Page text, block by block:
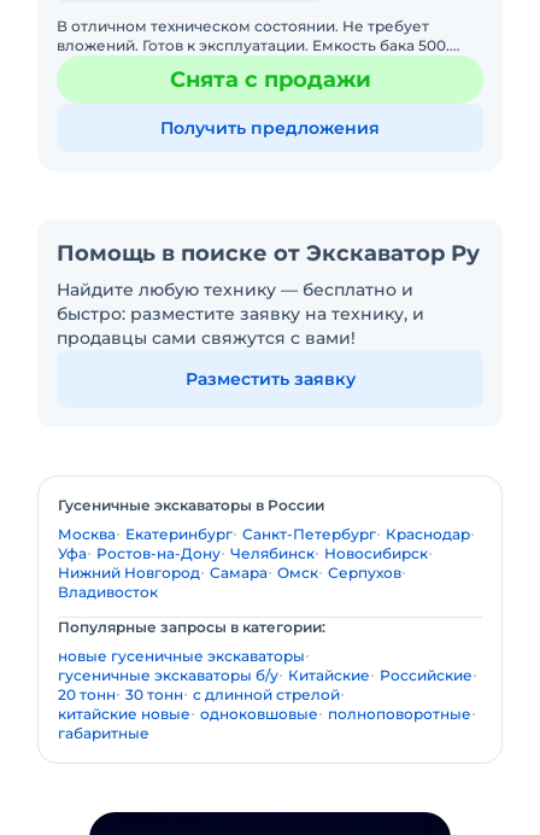
В отличном техническом состоянии. Не требует
вложений. Готов к эксплуатации. Емкость бака 500.
Цена без НДС. Двигатель 6BG1.
Снята с продажи
Получить предложения
Помощь в поиске от Экскаватор Ру
Найдите любую технику — бесплатно и
быстро: разместите заявку на технику, и
продавцы сами свяжутся с вами!
Разместить заявку
Гусеничные экскаваторы в России
Москва Екатеринбург Санкт-Петербург Краснодар
Уфа Ростов-на-Дону Челябинск Новосибирск
Нижний Новгород Самара Омск Серпухов
Владивосток
Популярные запросы в категории:
новые гусеничные экскаваторы
гусеничные экскаваторы б/у Китайские
Российские
20 тонн 30 тонн с длинной стрелой
китайские новые одноковшовые
полноповоротные
габаритные